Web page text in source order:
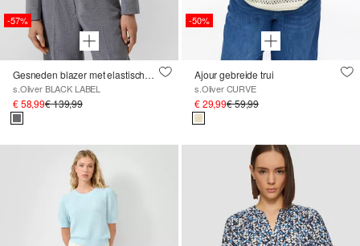
-57%
Gesneden blazer met elastische inzet
s.Oliver BLACK LABEL
€ 58,99€ 139,99
-50%
Ajour gebreide trui
s.Oliver CURVE
€ 29,99€ 59,99